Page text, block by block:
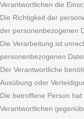
Verantwortlichen die
Die Richtigkeit der
der personenbezogenen
Die Verarbeitung ist
personenbezogenen
Der Verantwortliche
Ausübung oder
Die betroffene Person
Verantwortlichen